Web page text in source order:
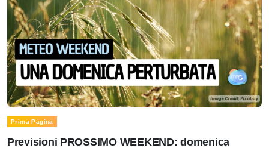
Prima Pagina
Previsioni PROSSIMO WEEKEND: domenica